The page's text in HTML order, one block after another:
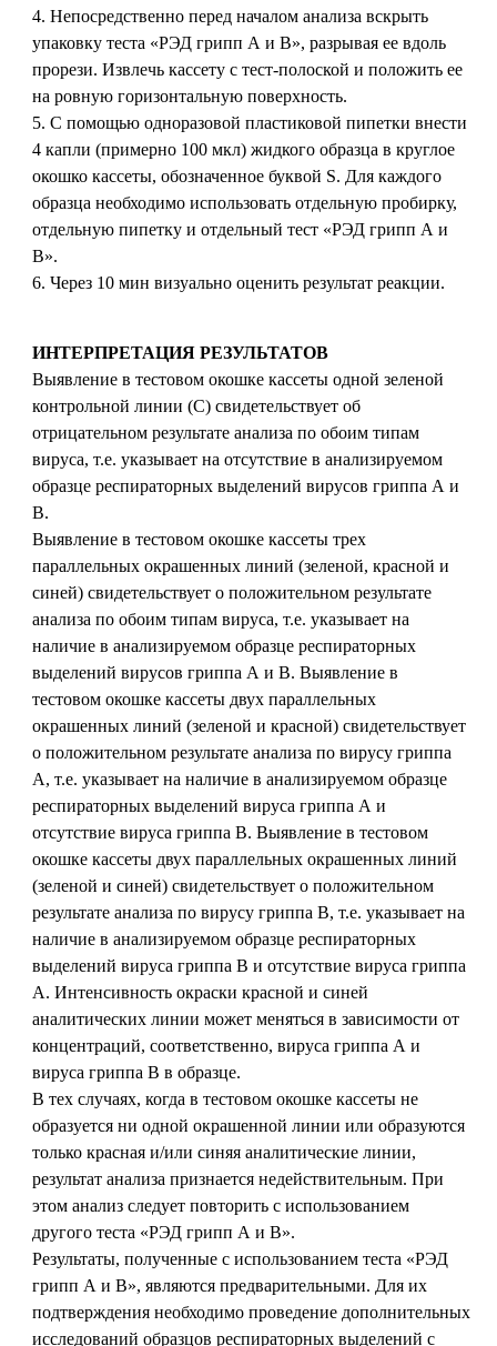
4. Непосредственно перед началом анализа вскрыть
упаковку теста «РЭД грипп А и В», разрывая ее вдоль
прорези. Извлечь кассету с тест-полоской и положить ее
на ровную горизонтальную поверхность.
5. С помощью одноразовой пластиковой пипетки внести
4 капли (примерно 100 мкл) жидкого образца в круглое
окошко кассеты, обозначенное буквой S. Для каждого
образца необходимо использовать отдельную пробирку,
отдельную пипетку и отдельный тест «РЭД грипп А и
В».
6. Через 10 мин визуально оценить результат реакции.
ИНТЕРПРЕТАЦИЯ РЕЗУЛЬТАТОВ
Выявление в тестовом окошке кассеты одной зеленой
контрольной линии (С) свидетельствует об
отрицательном результате анализа по обоим типам
вируса, т.е. указывает на отсутствие в анализируемом
образце респираторных выделений вирусов гриппа А и
В.
Выявление в тестовом окошке кассеты трех
параллельных окрашенных линий (зеленой, красной и
синей) свидетельствует о положительном результате
анализа по обоим типам вируса, т.е. указывает на
наличие в анализируемом образце респираторных
выделений вирусов гриппа А и В. Выявление в
тестовом окошке кассеты двух параллельных
окрашенных линий (зеленой и красной) свидетельствует
о положительном результате анализа по вирусу гриппа
А, т.е. указывает на наличие в анализируемом образце
респираторных выделений вируса гриппа А и
отсутствие вируса гриппа В. Выявление в тестовом
окошке кассеты двух параллельных окрашенных линий
(зеленой и синей) свидетельствует о положительном
результате анализа по вирусу гриппа В, т.е. указывает на
наличие в анализируемом образце респираторных
выделений вируса гриппа В и отсутствие вируса гриппа
А. Интенсивность окраски красной и синей
аналитических линии может меняться в зависимости от
концентраций, соответственно, вируса гриппа А и
вируса гриппа В в образце.
В тех случаях, когда в тестовом окошке кассеты не
образуется ни одной окрашенной линии или образуются
только красная и/или синяя аналитические линии,
результат анализа признается недействительным. При
этом анализ следует повторить с использованием
другого теста «РЭД грипп А и В».
Результаты, полученные с использованием теста «РЭД
грипп А и В», являются предварительными. Для их
подтверждения необходимо проведение дополнительных
исследований образцов респираторных выделений с